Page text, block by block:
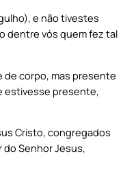
e não tivestes
dentre vós quem fez tal
de corpo, mas presente
estivesse presente,
Cristo, congregados
do Senhor Jesus,